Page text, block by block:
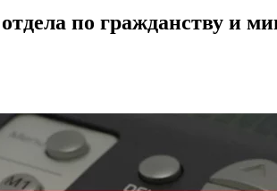
по гражданству и